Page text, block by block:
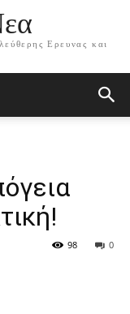
Ερευνας και
0
98